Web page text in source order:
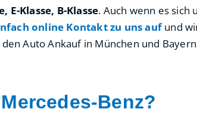
E-Klasse, B-Klasse. Auch wenn es sich
online Kontakt zu uns aufund
Auto Ankauf in München und
Benz?